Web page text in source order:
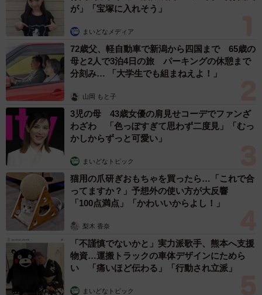
が」「宝塚に入れそう」
まいどなメディア
72歳父、軽自動車で新潟から四国まで 65歳の
母と2人で3泊4日の旅 パーキングの休憩まで
分刻み… 「大学生でも組まねえよ！」
山岡 もと子
3児の母 43歳女優の肩見せコーデでファンざ
わざわ 「色っぽすぎて思わず二度見」「むっ
かしからずっと可愛い」
まいどなトピック
猫用の爪研ぎおもちゃを買ったら…「これで合
ってますか？」予想外の使い方が大反響
「100点満点」「かわいいからよし！」
梨木 香奈
「不謹慎でないかと」実力派歌手、熊本へ支援
物資…運搬トラックの車体デザインにためら
い 「痛いほど伝わる」「行動され立派」
まいどなトピック